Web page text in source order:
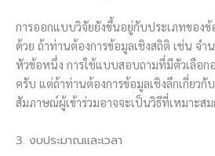
การออกแบบวิจัยยังขึ้นอยู่กับประเภทของ
ด้วย ถ้าท่านต้องการข้อมูลเชิงสถิติ เช่น จ
หัวข้อหนึ่ง การใช้แบบสอบถามที่มีตัวเลือก
ครับ แต่ถ้าท่านต้องการข้อมูลเชิงลึกเกี่ยวกั
สัมภาษณ์ผู้เข้าร่วมอาจจะเป็นวิธีที่เหมาะสม
3. งบประมาณและเวลา